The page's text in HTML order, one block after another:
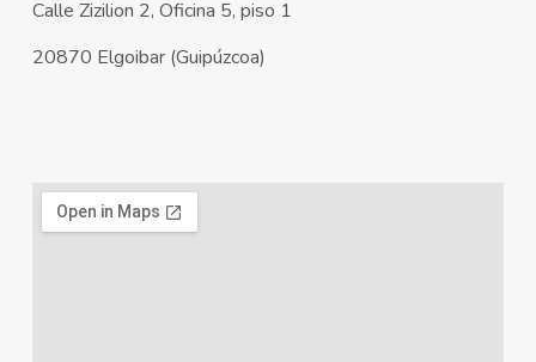
Calle Zizilion 2, Oficina 5, piso 1
20870 Elgoibar (Guipúzcoa)